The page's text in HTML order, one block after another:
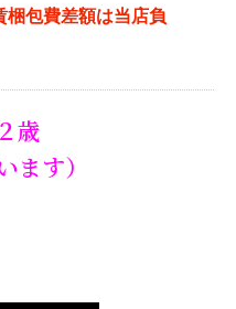
梱包費差額は当店負
歳
ます）